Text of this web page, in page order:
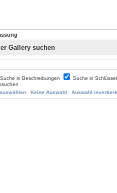
Gallery suchen
Suche in Beschreibungen
Suche in
Keine Auswahl Auswahl